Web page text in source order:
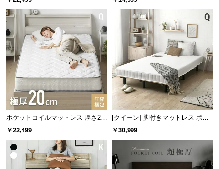
ポケットコイルマットレス 厚さ20
cm Q
￥22,499
[クイーン] 脚付きマットレス ボン
ネルコイル やさしい肌触り コンパ
クトサイズで届く 一体型
￥30,999